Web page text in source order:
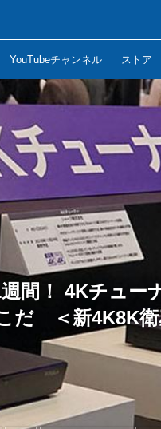
YouTubeチャンネル ストア
間！ 4Kチュー
だ ＜新4K8K